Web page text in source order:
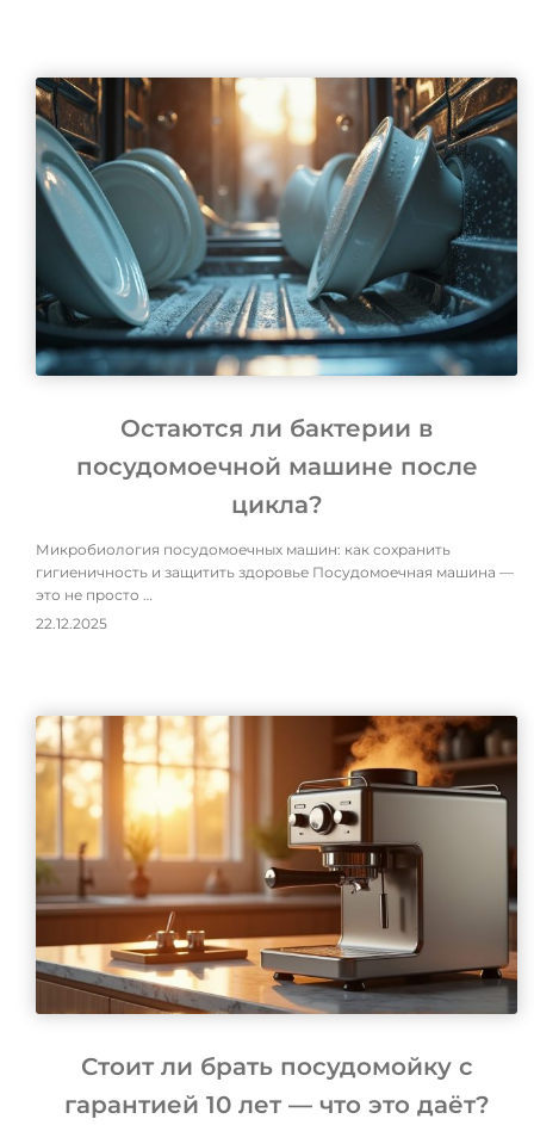
Остаются ли бактерии в
посудомоечной машине после
цикла?
Микробиология посудомоечных машин: как сохранить
гигиеничность и защитить здоровье Посудомоечная машина —
это не просто …
22.12.2025
Стоит ли брать посудомойку с
гарантией 10 лет — что это даёт?